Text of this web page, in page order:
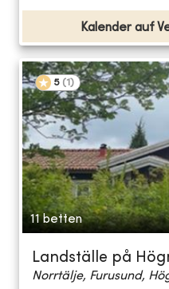
Kalender auf
5 (1 )
11 betten
Landställe på
Norrtälje, Furusund,